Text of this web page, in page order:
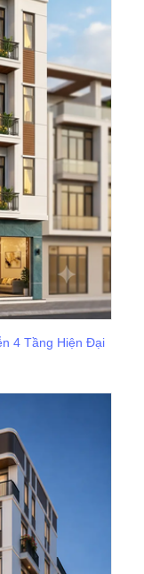
4 Tầng Hiện Đại